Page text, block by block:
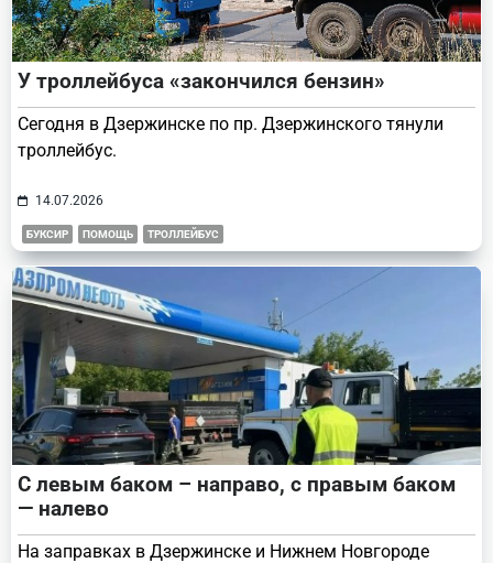
У троллейбуса «закончился бензин»
Сегодня в Дзержинске по пр. Дзержинского тянули
троллейбус.
14.07.2026
БУКСИР ПОМОЩЬ ТРОЛЛЕЙБУС
С левым баком – направо, с правым баком
— налево
На заправках в Дзержинске и Нижнем Новгороде